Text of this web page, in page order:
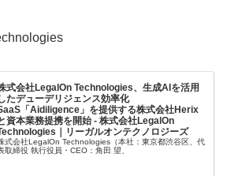
式会社LegalOn Technologies、生成AIを活用
たデューデリジェンス効率化
「Aidiligence」を提供する株式会社Herix
資本業務提携を開始 - 株式会社LegalOn
｜リーガルオンテクノロジーズ
式会社LegalOn Technologies（本社：東京都渋谷区、代
取締役 執行役員・CEO：角田 望、